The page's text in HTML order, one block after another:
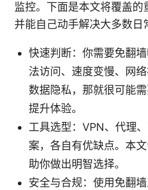
监控。下面是本文将覆盖的
并能自己动手解决大多数日
快速判断：你需要免翻
法访问、速度变慢、网
数据隐私，那就很可能
提升体验。
工具选型：VPN、代理
案，各自有优缺点。本
助你做出明智选择。
安全与合规：使用免翻